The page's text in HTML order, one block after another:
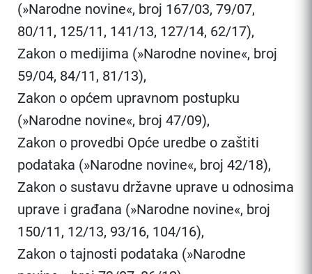
(»Narodne novine«, broj 167/03, 79/07,
80/11, 125/11, 141/13, 127/14, 62/17),
Zakon o medijima (»Narodne novine«, broj
59/04, 84/11, 81/13),
Zakon o općem upravnom postupku
(»Narodne novine«, broj 47/09),
Zakon o provedbi Opće uredbe o zaštiti
podataka (»Narodne novine«, broj 42/18),
Zakon o sustavu državne uprave u odnosima
uprave i građana (»Narodne novine«, broj
150/11, 12/13, 93/16, 104/16),
Zakon o tajnosti podataka (»Narodne